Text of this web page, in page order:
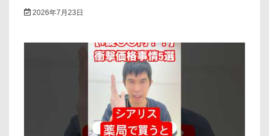
2026年7月23日